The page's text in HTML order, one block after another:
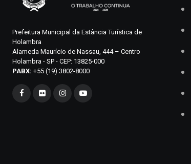
Prefeitura Municipal da Estância Turística de
Holambra
Alameda Maurício de Nassau, 444 – Centro
Holambra - SP - CEP: 13825-000
PABX: +55 (19) 3802-8000